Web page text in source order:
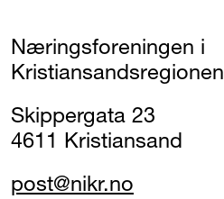
Næringsforeningen i
Kristiansandsregionen
Skippergata 23
4611 Kristiansand
post@nikr.no